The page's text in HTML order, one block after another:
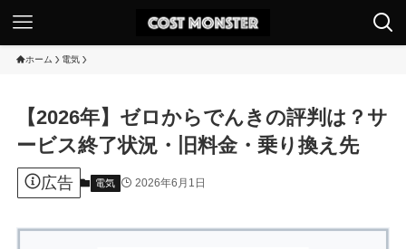
ホーム 電気
【2026年】ゼロからでんきの評判は？サ
ービス終了状況・旧料金・乗り換え先
広告 電気 2026年6月1日